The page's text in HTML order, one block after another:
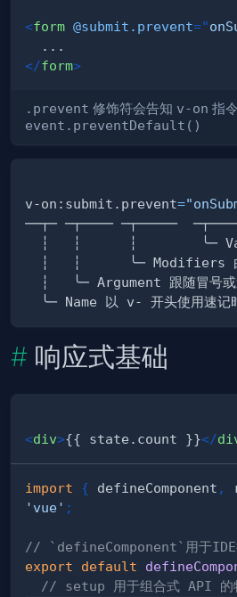
<form @submit.prevent="
</form>
.prevent 修饰符会告知 v-on 指
event.preventDefault()
v-on:submit.prevent=
响应式基础
<div>{{ state.count }}</
import { defineComponent ,
'vue' ;
// `defineComponent`用于IDE
export
default
// setup 用于组合式 API 的